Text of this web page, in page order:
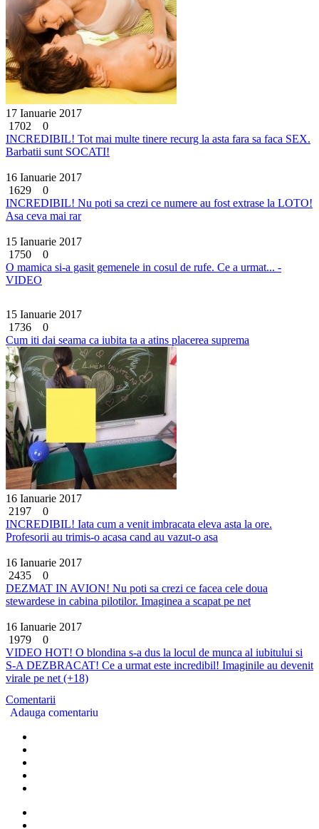
17 Ianuarie 2017
1702
0
INCREDIBIL! Tot mai multe tinere recurg la asta fara sa faca SEX.
Barbatii sunt SOCATI!
16 Ianuarie 2017
1629
0
INCREDIBIL! Nu poti sa crezi ce numere au fost extrase la LOTO!
Asa ceva mai rar
15 Ianuarie 2017
1750
0
O mamica si-a gasit gemenele in cosul de rufe. Ce a urmat... -
VIDEO
15 Ianuarie 2017
1736
0
Cum iti dai seama ca iubita ta a atins placerea suprema
16 Ianuarie 2017
2197
0
INCREDIBIL! Iata cum a venit imbracata eleva asta la ore.
Profesorii au trimis-o acasa cand au vazut-o asa
16 Ianuarie 2017
2435
0
DEZMAT IN AVION! Nu poti sa crezi ce facea cele doua
stewardese in cabina pilotilor. Imaginea a scapat pe net
16 Ianuarie 2017
1979
0
VIDEO HOT! O blondina s-a dus la locul de munca al iubitului si
S-A DEZBRACAT! Ce a urmat este incredibil! Imaginile au devenit
virale pe net (+18)
Comentarii
Adauga comentariu